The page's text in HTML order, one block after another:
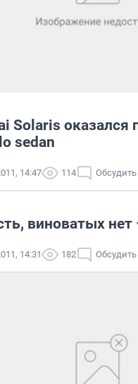
Solaris оказался
sedan
14:47 114 Обсудить
виноватых нет
14:31 182 Обсудить